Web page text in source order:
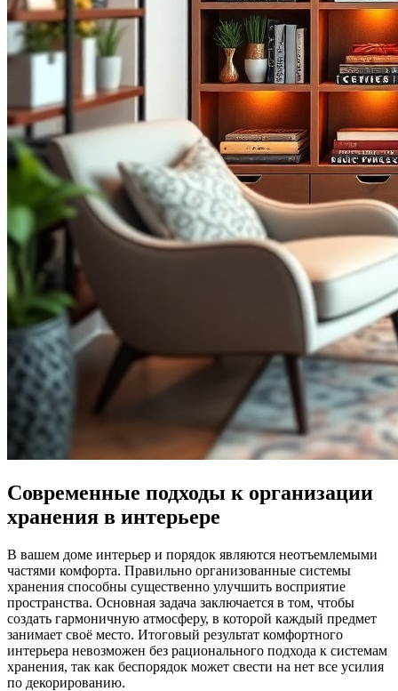
Современные подходы к организации
хранения в интерьере
В вашем доме интерьер и порядок являются неотъемлемыми
частями комфорта. Правильно организованные системы
хранения способны существенно улучшить восприятие
пространства. Основная задача заключается в том, чтобы
создать гармоничную атмосферу, в которой каждый предмет
занимает своё место. Итоговый результат комфортного
интерьера невозможен без рационального подхода к системам
хранения, так как беспорядок может свести на нет все усилия
по декорированию.